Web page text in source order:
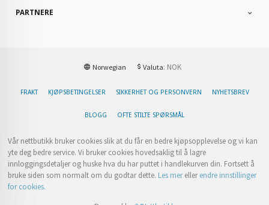
PARTNERE
Norwegian Valuta: NOK
FRAKT KJØPSBETINGELSER SIKKERHET OG PERSONVERN NYHETSBREV
BLOGG OFTE STILTE SPØRSMÅL
Vår nettbutikk bruker cookies slik at du får en bedre kjøpsopplevelse og vi kan
yte deg bedre service. Vi bruker cookies hovedsaklig til å lagre
innloggingsdetaljer og huske hva du har puttet i handlekurven din. Fortsett å
bruke siden som normalt om du godtar dette. Les merellerendre innstillinger
for cookies.